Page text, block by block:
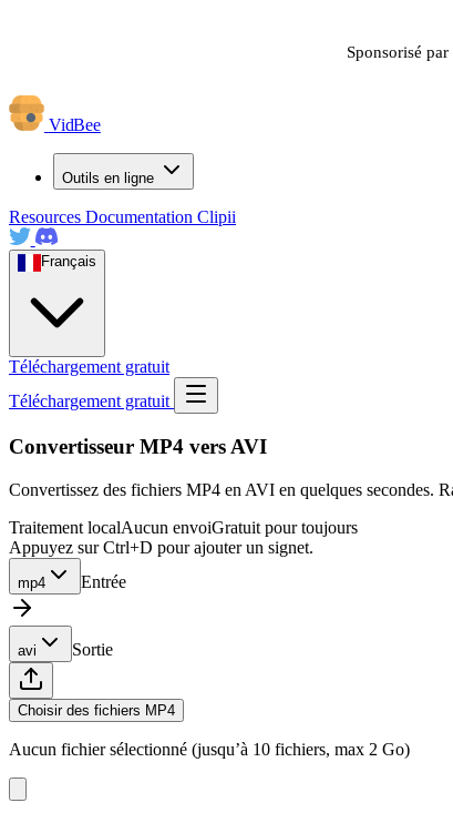
Sponsorisé par
VidBee
Outils en ligne
Resources Documentation Clipii
Français
Téléchargement gratuit
Téléchargement gratuit
Convertisseur MP4 vers AVI
Convertissez des fichiers MP4 en AVI en quelques secondes.
Traitement localAucun envoiGratuit pour toujours
Appuyez sur Ctrl+D pour ajouter un signet.
mp4 Entrée
avi Sortie
Choisir des fichiers MP4
Aucun fichier sélectionné (jusqu’à 10 fichiers, max 2 Go)